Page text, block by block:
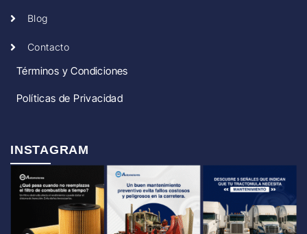
Blog
Contacto
Términos y Condiciones
Políticas de Privacidad
INSTAGRAM